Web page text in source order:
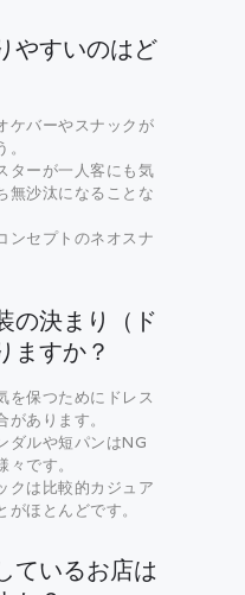
やすいのはど
ケバーやスナックが
ターが一人客にも気
無沙汰になることな
ンセプトのネオスナ
の決まり（ド
ますか？
を保つためにドレス
あります。
ダルや短パンはNG
です。
クは比較的カジュア
ほとんどです。
ているお店は